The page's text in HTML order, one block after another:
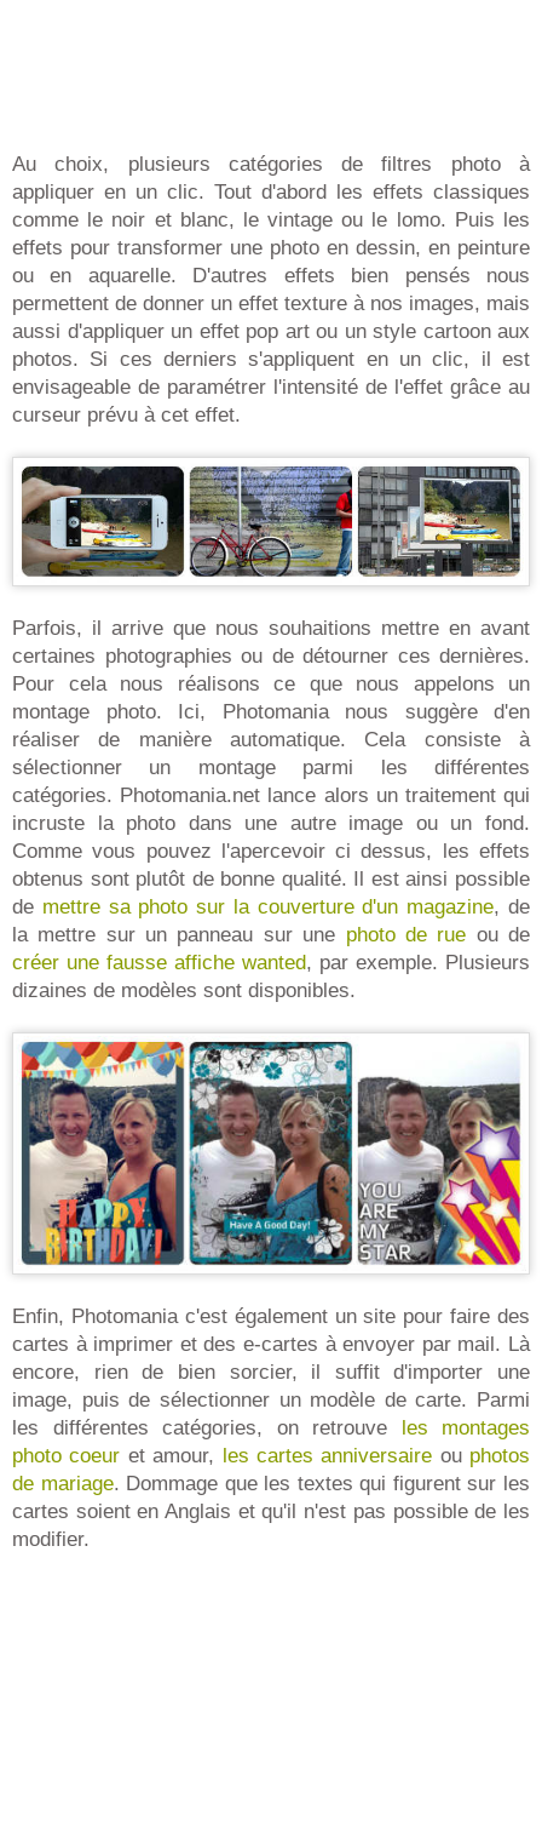
Au choix, plusieurs catégories de filtres photo à
appliquer en un clic. Tout d'abord les effets classiques
comme le noir et blanc, le vintage ou le lomo. Puis les
effets pour transformer une photo en dessin, en peinture
ou en aquarelle. D'autres effets bien pensés nous
permettent de donner un effet texture à nos images, mais
aussi d'appliquer un effet pop art ou un style cartoon aux
photos. Si ces derniers s'appliquent en un clic, il est
envisageable de paramétrer l'intensité de l'effet grâce au
curseur prévu à cet effet.
Parfois, il arrive que nous souhaitions mettre en avant
certaines photographies ou de détourner ces dernières.
Pour cela nous réalisons ce que nous appelons un
montage photo. Ici, Photomania nous suggère d'en
réaliser de manière automatique. Cela consiste à
sélectionner un montage parmi les différentes
catégories. Photomania.net lance alors un traitement qui
incruste la photo dans une autre image ou un fond.
Comme vous pouvez l'apercevoir ci dessus, les effets
obtenus sont plutôt de bonne qualité. Il est ainsi possible
de mettre sa photo sur la couverture d'un magazine, de
la mettre sur un panneau sur une photo de rue ou de
créer une fausse affiche wanted, par exemple. Plusieurs
dizaines de modèles sont disponibles.
Enfin, Photomania c'est également un site pour faire des
cartes à imprimer et des e-cartes à envoyer par mail. Là
encore, rien de bien sorcier, il suffit d'importer une
image, puis de sélectionner un modèle de carte. Parmi
les différentes catégories, on retrouve
les montages
photo coeur et amour, les cartes anniversaire ou photos
de mariage. Dommage que les textes qui figurent sur les
cartes soient en Anglais et qu'il n'est pas possible de les
modifier.